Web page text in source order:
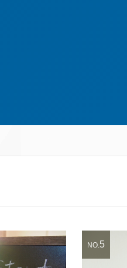
NO.5